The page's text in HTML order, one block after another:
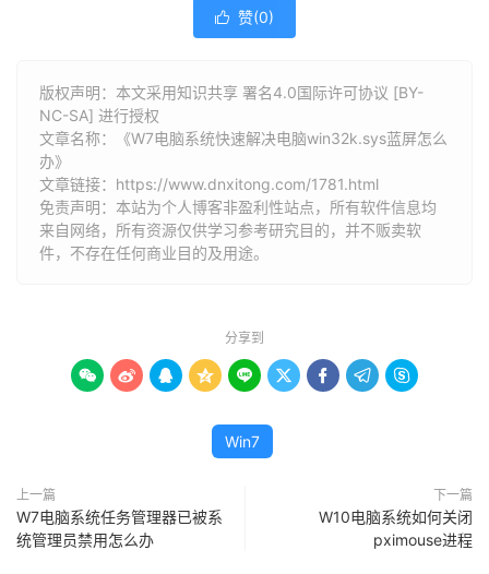
 赞(0)
版权声明：本文采用知识共享 署名4.0国际许可协议 [BY-
NC-SA] 进行授权
文章名称：《W7电脑系统快速解决电脑win32k.sys蓝屏怎么
办》
文章链接： https://www.dnxitong.com/1781.html
免责声明：本站为个人博客非盈利性站点，所有软件信息均
来自网络，所有资源仅供学习参考研究目的，并不贩卖软
件，不存在任何商业目的及用途。
分享到
        
Win7
上一篇
W7电脑系统任务管理器已被系
统管理员禁用怎么办
下一篇
W10电脑系统如何关闭
pximouse进程